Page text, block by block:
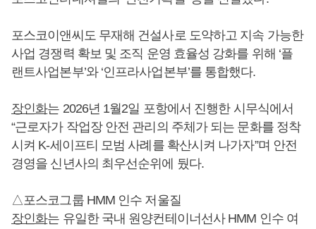
포스코이앤씨도 무재해 건설사로 도약하고 지속 가능한
사업 경쟁력 확보 및 조직 운영 효율성 강화를 위해 ‘플
랜트사업본부’와 ‘인프라사업본부’를 통합했다.
장인화는 2026년 1월2일 포항에서 진행한 시무식에서
“근로자가 작업장 안전 관리의 주체가 되는 문화를 정착
시켜 K-세이프티 모범 사례를 확산시켜 나가자”며 안전
경영을 신년사의 최우선순위에 뒀다.
△포스코그룹 HMM 인수 저울질
장인화는 유일한 국내 원양컨테이너선사 HMM 인수 여